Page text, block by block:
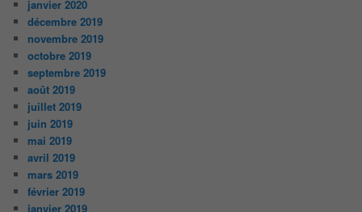
janvier 2020
décembre 2019
novembre 2019
octobre 2019
septembre 2019
août 2019
juillet 2019
juin 2019
mai 2019
avril 2019
mars 2019
février 2019
janvier 2019